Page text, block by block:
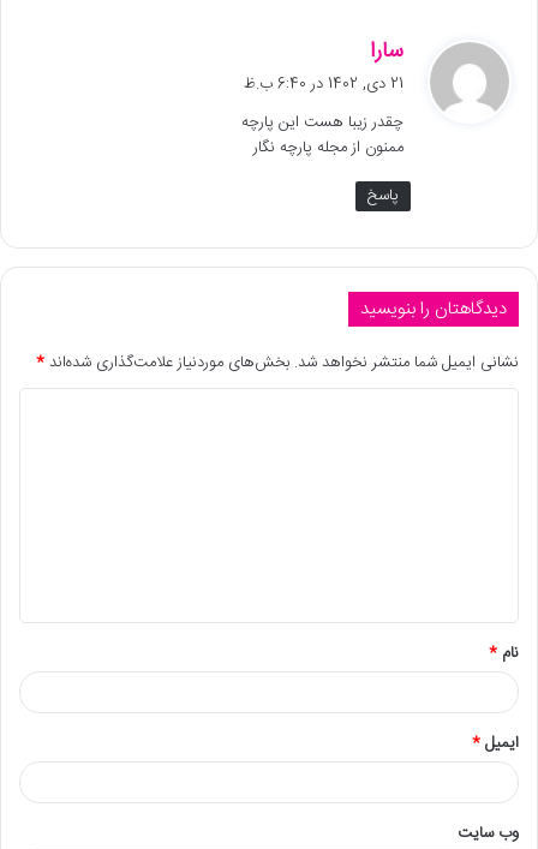
سارا
ت
21 دی, 1402 در 6:40 ب.ظ
چقدر زیبا هست این پارچه
ممنون از مجله پارچه نگار
پاسخ
دیدگاهتان را بنویسید
نشانی ایمیل شما منتشر نخواهد شد. بخش‌های موردنیاز علامت‌گذاری شده‌اند*
نام *
ایمیل*
وب‌ سایت